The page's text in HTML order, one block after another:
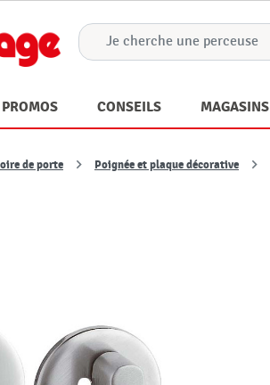
PROMOS CONSEILS MAGASINS
de porte Poignée et plaque décorative